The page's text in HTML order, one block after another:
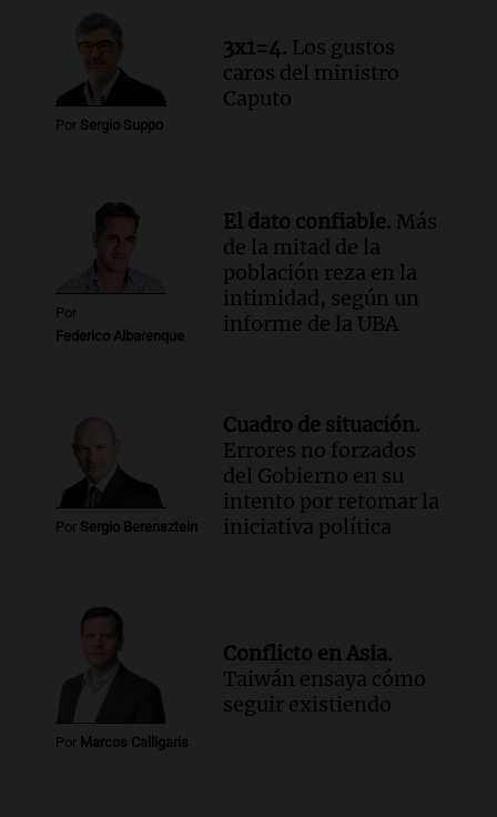
en CABA
Una mañana para todos
Episodios
Audio.
Altas Cumbres: rescataron a una
cabra que llevaba ocho días atrapada en
Episodios
Audio.Chile planteó mejorar la
conectividad fronteriza, aérea y digital
con Jujuy
Panorama Federal
Episodios
Por Sergio Suppo
3x1=4. Los gustos
caros del ministro
Caputo
Por
Federico Albarenque
El dato confiable. Más
de la mitad de la
población reza en la
intimidad, según un
informe de la UBA
Por Sergio Berensztein
Cuadro de situación.
Errores no forzados
del Gobierno en su
intento por retomar la
iniciativa política
Por Marcos Calligaris
Conflicto en Asia.
Taiwán ensaya cómo
seguir existiendo